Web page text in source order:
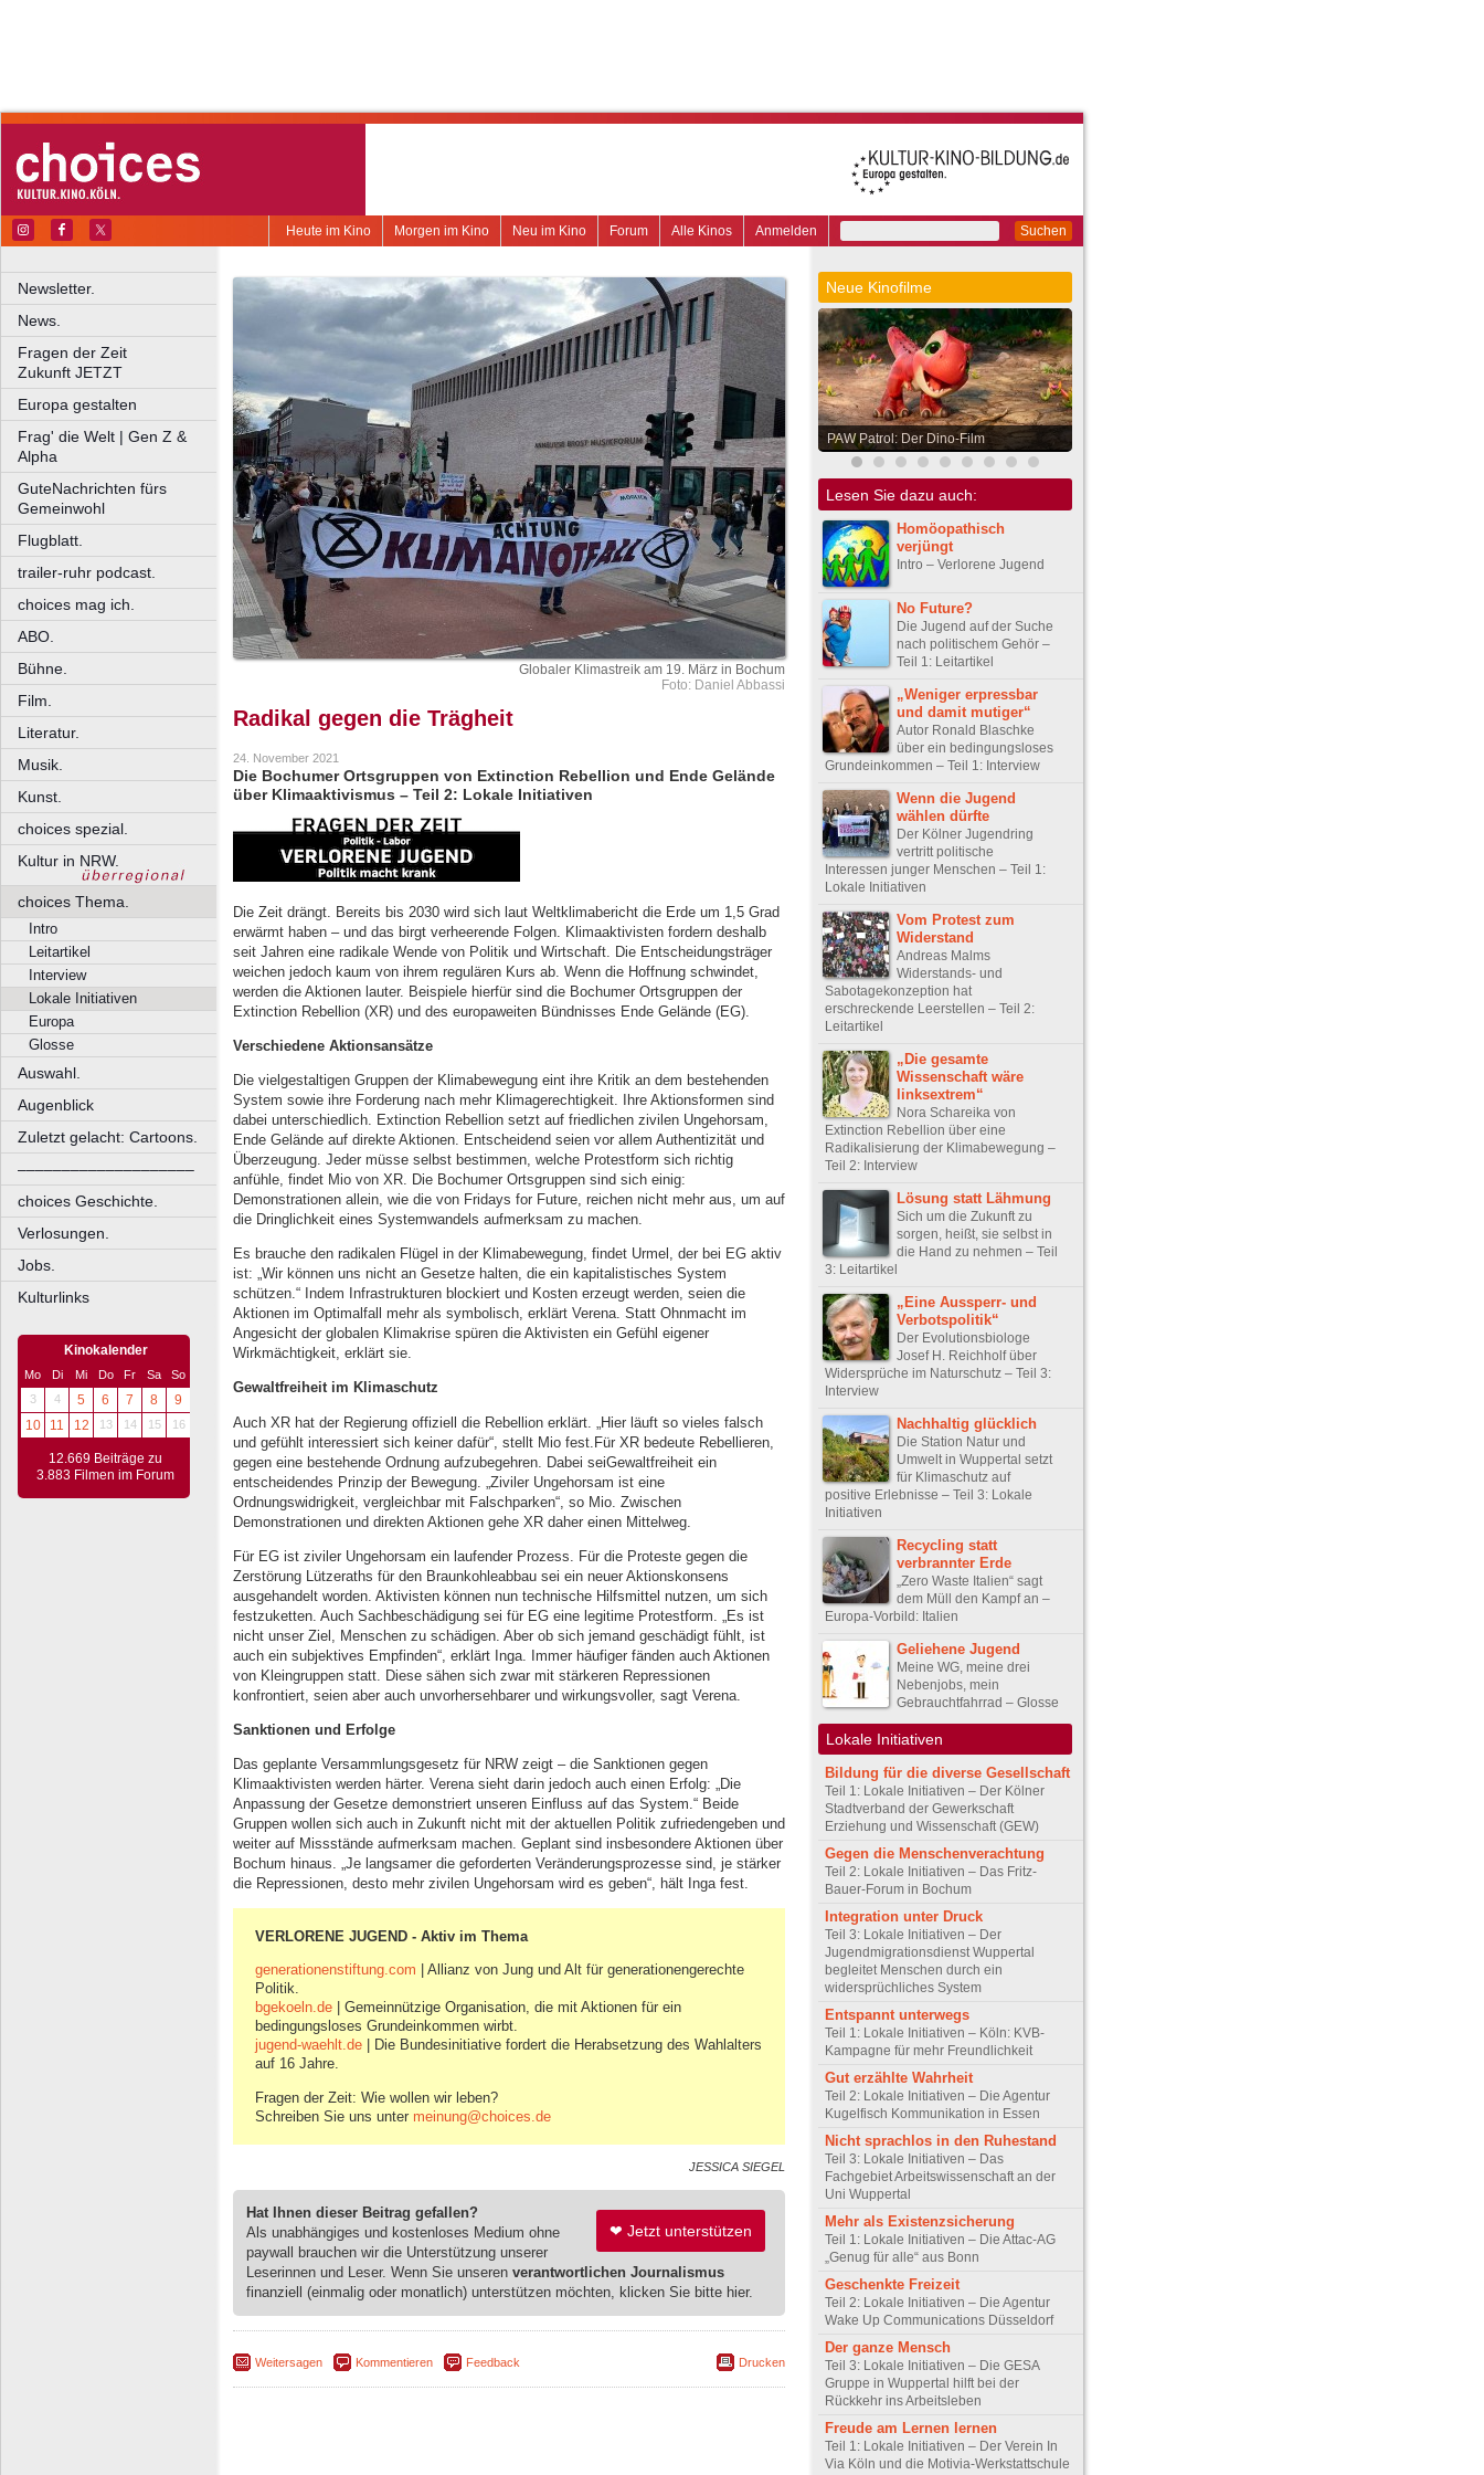
Suchen
Anmelden
Alle Kinos
Forum
Neu im Kino
Morgen im Kino
Heute im Kino
Newsletter.
News.
Fragen der Zeit
Zukunft JETZT
Europa gestalten
Frag' die Welt | Gen Z &
Alpha
GuteNachrichten fürs
Gemeinwohl
Flugblatt.
trailer-ruhr podcast.
choices mag ich.
ABO.
Bühne.
Film.
Literatur.
Musik.
Kunst.
choices spezial.
Kultur in NRW.
choices Thema.
Intro
Leitartikel
Interview
Lokale Initiativen
Europa
Glosse
Auswahl.
Augenblick
Zuletzt gelacht: Cartoons.
––––––––––––––––––––
choices Geschichte.
Verlosungen.
Jobs.
Kulturlinks
Kinokalender
Mo Di Mi Do Fr Sa
So
3
4 5 6 7 8
9
10
11 12 13 14 15 16
12.669 Beiträge zu
3.883 Filmen im Forum
Globaler Klimastreik am 19. März in Bochum
Foto: Daniel Abbassi
Radikal gegen die Trägheit
24. November 2021
Die Bochumer Ortsgruppen von Extinction Rebellion und Ende Gelände
über Klimaaktivismus – Teil 2: Lokale Initiativen
Die Zeit drängt. Bereits bis 2030 wird sich laut Weltklimabericht die Erde um 1,5 Grad
erwärmt haben – und das birgt verheerende Folgen. Klimaaktivisten fordern deshalb
seit Jahren eine radikale Wende von Politik und Wirtschaft. Die Entscheidungsträger
weichen jedoch kaum von ihrem regulären Kurs ab. Wenn die Hoffnung schwindet,
werden die Aktionen lauter. Beispiele hierfür sind die Bochumer Ortsgruppen der
Extinction Rebellion (XR) und des europaweiten Bündnisses Ende Gelände (EG).
Verschiedene Aktionsansätze
Die vielgestaltigen Gruppen der Klimabewegung eint ihre Kritik an dem bestehenden
System sowie ihre Forderung nach mehr Klimagerechtigkeit. Ihre Aktionsformen sind
dabei unterschiedlich. Extinction Rebellion setzt auf friedlichen zivilen Ungehorsam,
Ende Gelände auf direkte Aktionen. Entscheidend seien vor allem Authentizität und
Überzeugung. Jeder müsse selbst bestimmen, welche Protestform sich richtig
anfühle, findet Mio von XR. Die Bochumer Ortsgruppen sind sich einig:
Demonstrationen allein, wie die von Fridays for Future, reichen nicht mehr aus, um auf
die Dringlichkeit eines Systemwandels aufmerksam zu machen.
Es brauche den radikalen Flügel in der Klimabewegung, findet Urmel, der bei EG aktiv
ist: „Wir können uns nicht an Gesetze halten, die ein kapitalistisches System
schützen.“ Indem Infrastrukturen blockiert und Kosten erzeugt werden, seien die
Aktionen im Optimalfall mehr als symbolisch, erklärt Verena. Statt Ohnmacht im
Angesicht der globalen Klimakrise spüren die Aktivisten ein Gefühl eigener
Wirkmächtigkeit, erklärt sie.
Gewaltfreiheit im Klimaschutz
Auch XR hat der Regierung offiziell die Rebellion erklärt. „Hier läuft so vieles falsch
und gefühlt interessiert sich keiner dafür“, stellt Mio fest.Für XR bedeute Rebellieren,
gegen eine bestehende Ordnung aufzubegehren. Dabei seiGewaltfreiheit ein
entscheidendes Prinzip der Bewegung. „Ziviler Ungehorsam ist eine
Ordnungswidrigkeit, vergleichbar mit Falschparken“, so Mio. Zwischen
Demonstrationen und direkten Aktionen gehe XR daher einen Mittelweg.
Für EG ist ziviler Ungehorsam ein laufender Prozess. Für die Proteste gegen die
Zerstörung Lützeraths für den Braunkohleabbau sei ein neuer Aktionskonsens
ausgehandelt worden. Aktivisten können nun technische Hilfsmittel nutzen, um sich
festzuketten. Auch Sachbeschädigung sei für EG eine legitime Protestform. „Es ist
nicht unser Ziel, Menschen zu schädigen. Aber ob sich jemand geschädigt fühlt, ist
auch ein subjektives Empfinden“, erklärt Inga. Immer häufiger fänden auch Aktionen
von Kleingruppen statt. Diese sähen sich zwar mit stärkeren Repressionen
konfrontiert, seien aber auch unvorhersehbarer und wirkungsvoller, sagt Verena.
Sanktionen und Erfolge
Das geplante Versammlungsgesetz für NRW zeigt – die Sanktionen gegen
Klimaaktivisten werden härter. Verena sieht darin jedoch auch einen Erfolg: „Die
Anpassung der Gesetze demonstriert unseren Einfluss auf das System.“ Beide
Gruppen wollen sich auch in Zukunft nicht mit der aktuellen Politik zufriedengeben und
weiter auf Missstände aufmerksam machen. Geplant sind insbesondere Aktionen über
Bochum hinaus. „Je langsamer die geforderten Veränderungsprozesse sind, je stärker
die Repressionen, desto mehr zivilen Ungehorsam wird es geben“, hält Inga fest.
VERLORENE JUGEND - Aktiv im Thema
generationenstiftung.com | Allianz von Jung und Alt für generationengerechte
Politik.
bgekoeln.de | Gemeinnützige Organisation, die mit Aktionen für ein
bedingungsloses Grundeinkommen wirbt.
jugend-waehlt.de | Die Bundesinitiative fordert die Herabsetzung des Wahlalters
auf 16 Jahre.
Fragen der Zeit: Wie wollen wir leben?
Schreiben Sie uns unter meinung@choices.de
JESSICA SIEGEL
❤ Jetzt unterstützen
Hat Ihnen dieser Beitrag gefallen?
Als unabhängiges und kostenloses Medium ohne
paywall brauchen wir die Unterstützung unserer
Leserinnen und Leser. Wenn Sie unseren verantwortlichen Journalismus
finanziell (einmalig oder monatlich) unterstützen möchten, klicken Sie bitte hier.
Weitersagen Kommentieren Feedback Drucken
Neue Kinofilme
PAW Patrol: Der Dino-Film
Lesen Sie dazu auch:
Homöopathisch
verjüngt
Intro – Verlorene Jugend
No Future?
Die Jugend auf der Suche
nach politischem Gehör –
Teil 1: Leitartikel
„Weniger erpressbar
und damit mutiger“
Autor Ronald Blaschke
über ein bedingungsloses
Grundeinkommen – Teil 1: Interview
Wenn die Jugend
wählen dürfte
Der Kölner Jugendring
vertritt politische
Interessen junger Menschen – Teil 1:
Lokale Initiativen
Vom Protest zum
Widerstand
Andreas Malms
Widerstands- und
Sabotagekonzeption hat
erschreckende Leerstellen – Teil 2:
Leitartikel
„Die gesamte
Wissenschaft wäre
linksextrem“
Nora Schareika von
Extinction Rebellion über eine
Radikalisierung der Klimabewegung –
Teil 2: Interview
Lösung statt Lähmung
Sich um die Zukunft zu
sorgen, heißt, sie selbst in
die Hand zu nehmen – Teil
3: Leitartikel
„Eine Aussperr- und
Verbotspolitik“
Der Evolutionsbiologe
Josef H. Reichholf über
Widersprüche im Naturschutz – Teil 3:
Interview
Nachhaltig glücklich
Die Station Natur und
Umwelt in Wuppertal setzt
für Klimaschutz auf
positive Erlebnisse – Teil 3: Lokale
Initiativen
Recycling statt
verbrannter Erde
„Zero Waste Italien“ sagt
dem Müll den Kampf an –
Europa-Vorbild: Italien
Geliehene Jugend
Meine WG, meine drei
Nebenjobs, mein
Gebrauchtfahrrad – Glosse
Lokale Initiativen
Bildung für die diverse Gesellschaft
Teil 1: Lokale Initiativen – Der Kölner
Stadtverband der Gewerkschaft
Erziehung und Wissenschaft (GEW)
Gegen die Menschenverachtung
Teil 2: Lokale Initiativen – Das Fritz-
Bauer-Forum in Bochum
Integration unter Druck
Teil 3: Lokale Initiativen – Der
Jugendmigrationsdienst Wuppertal
begleitet Menschen durch ein
widersprüchliches System
Entspannt unterwegs
Teil 1: Lokale Initiativen – Köln: KVB-
Kampagne für mehr Freundlichkeit
Gut erzählte Wahrheit
Teil 2: Lokale Initiativen – Die Agentur
Kugelfisch Kommunikation in Essen
Nicht sprachlos in den Ruhestand
Teil 3: Lokale Initiativen – Das
Fachgebiet Arbeitswissenschaft an der
Uni Wuppertal
Mehr als Existenzsicherung
Teil 1: Lokale Initiativen – Die Attac-AG
„Genug für alle“ aus Bonn
Geschenkte Freizeit
Teil 2: Lokale Initiativen – Die Agentur
Wake Up Communications Düsseldorf
Der ganze Mensch
Teil 3: Lokale Initiativen – Die GESA
Gruppe in Wuppertal hilft bei der
Rückkehr ins Arbeitsleben
Freude am Lernen lernen
Teil 1: Lokale Initiativen – Der Verein In
Via Köln und die Motivia-Werkstattschule